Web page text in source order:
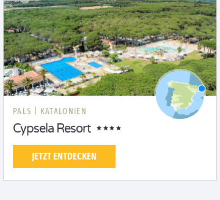
PALS | KATALONIEN
Cypsela Resort
JETZT ENTDECKEN